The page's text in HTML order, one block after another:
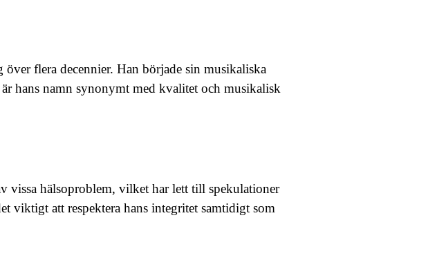
över flera decennier. Han började sin musikaliska
hans namn synonymt med kvalitet och musikalisk
vissa hälsoproblem, vilket har lett till spekulationer
viktigt att respektera hans integritet samtidigt som